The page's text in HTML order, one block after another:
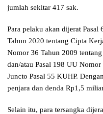
jumlah sekitar 417 sak.
Para pelaku akan dijerat
Tahun 2020 tentang Cipta
Nomor 36 Tahun 2009
dan/atau Pasal 198 UU
Juncto Pasal 55 KUHP.
penjara dan denda Rp1,5
Selain itu, para tersangka